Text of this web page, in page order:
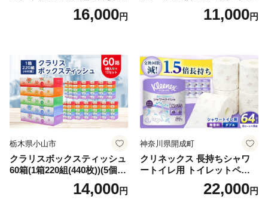
箱 日本製 まとめ買い ティッ
シュ リサイクル 長持 防災 常
倶知安町 日用品
16,000円
ンカ 再生紙 100％ 芯あり 日
用品 消耗品 無香料 生活用品
11,000円
栃木県小山市
クラリスボックスティッシュ
60箱(1箱220組(440枚))(5個入
り×12セット)【1256759】
14,000円
神奈川県開成町
クリネックス 長持ちシャワ
ートイレ用 トイレットペー
パー（ダブル）64ロール(8ロ
ール×8パック) 開成町 トイレ
22,000円